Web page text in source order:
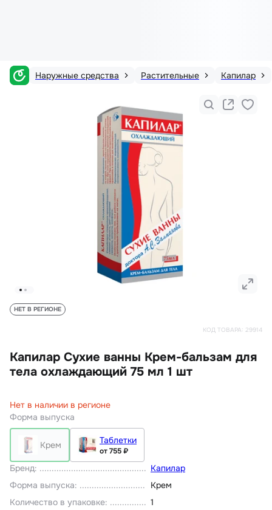
Наружные средства Растительные Капилар
КОД ТОВАРА: 29914
Капилар Сухие ванны Крем-бальзам для
тела охлаждающий 75 мл 1 шт
НЕТ В РЕГИОНЕ
Бренд:
Капилар
Форма выпуска:
Крем
Количество в упаковке:
1
Нет в наличии в регионе
Форма выпуска
Крем Таблетки
от 755 ₽